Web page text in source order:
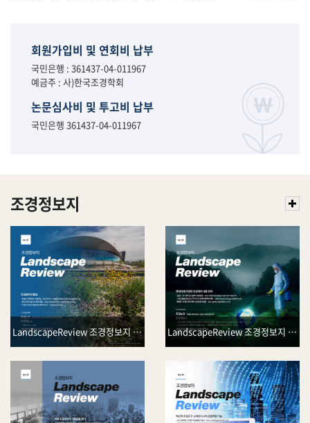
회원가입비 및 연회비 납부
국민은행 : 361437-04-011967
예금주 : 사)한국조경학회
논문심사비 및 투고비 납부
국민은행 361437-04-011967
조경정보지
LandscapeReview 조경정보지 Vol.37 LandscapeReview 조경정보지 Vol.36